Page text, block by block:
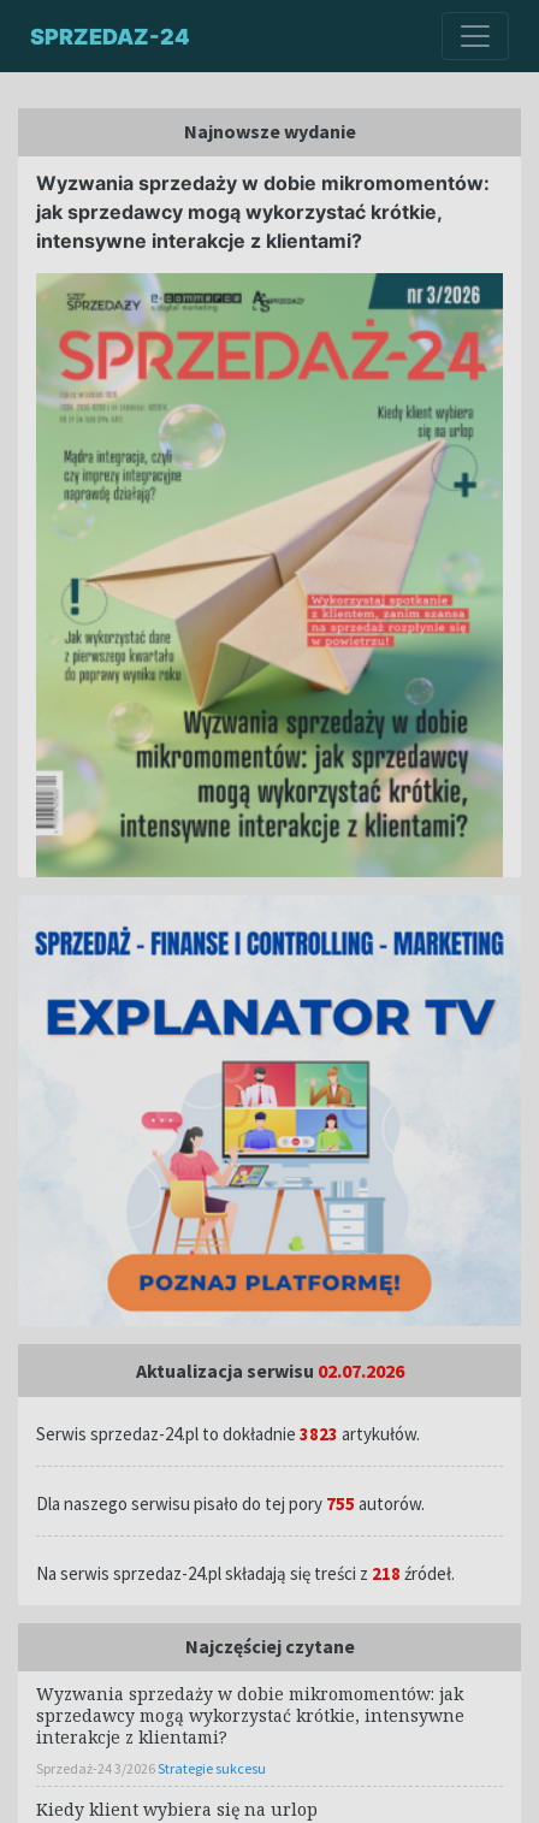
SPRZEDAZ-24
Najnowsze wydanie
Wyzwania sprzedaży w dobie mikromomentów:
jak sprzedawcy mogą wykorzystać krótkie,
intensywne interakcje z klientami?
Aktualizacja serwisu 02.07.2026
Serwis sprzedaz-24.pl to dokładnie 3823 artykułów.
Dla naszego serwisu pisało do tej pory 755 autorów.
Na serwis sprzedaz-24.pl składają się treści z 218 źródeł.
Najczęściej czytane
Wyzwania sprzedaży w dobie mikromomentów: jak
sprzedawcy mogą wykorzystać krótkie, intensywne
interakcje z klientami?
Sprzedaż-24 3/2026Strategie sukcesu
Kiedy klient wybiera się na urlop